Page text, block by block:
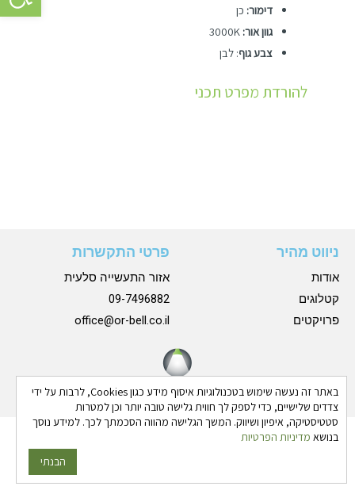
באתר זה נעשה שימוש בטכנולוגיות איסוף מידע כגון Cookies, לרבות על ידי
צדדים שלישיים, כדי לספק לך חווית גלישה טובה יותר וכן למטרות
סטטיסטיקה, איפיון ושיווק. המשך הגלישה מהווה הסכמתך לכך. למידע נוסך
בנושא מדיניות הפרטיות
הבנתי
דימור: כן
גוון אור:
צבע גוף: לבן
להורדת מפרט תכני
ניווט מהיר
אודות
קטלוגים
פרויקטים
פרטי התקשרות
אזור התעשייה סלעית
09-7496882
office@or-bell.co.il
כל הזכויות שמורות © 2024 אורבל |